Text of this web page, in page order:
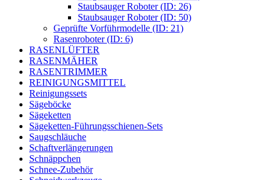
Staubsauger Roboter (ID: 26)
Staubsauger Roboter (ID: 50)
Geprüfte Vorführmodelle (ID: 21)
Rasenroboter (ID: 6)
RASENLÜFTER
RASENMÄHER
RASENTRIMMER
REINIGUNGSMITTEL
Reinigungssets
Sägeböcke
Sägeketten
Sägeketten-Führungsschienen-Sets
Saugschläuche
Schaftverlängerungen
Schnäppchen
Schnee-Zubehör